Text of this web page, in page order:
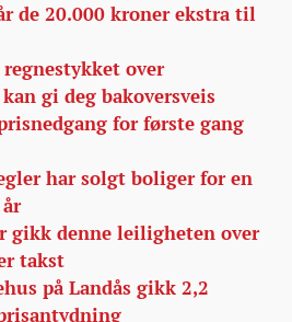
de 20.000 kroner ekstra til
over
gi deg bakoversveis
for første gang
har solgt boliger for en
gikk denne leiligheten over
takst
på Landås gikk 2,2